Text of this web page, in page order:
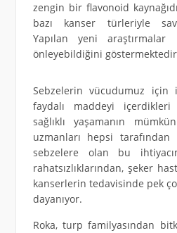
zengin bir flavonoid
bazı kanser türleriyle
Yapılan yeni araştırmalar
önleyebildiğini
Sebzelerin vücudumuz için
faydalı maddeyi
sağlıklı yaşamanın
uzmanları hepsi
sebzelere olan bu
rahatsızlıklarından, şeker
kanserlerin tedavisinde pek
dayanıyor.
Roka, turp familyasından